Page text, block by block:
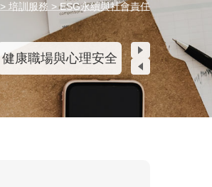
> 培訓服務 >ESG永續與社會責任
健康職場與心理安全 ESG永續與